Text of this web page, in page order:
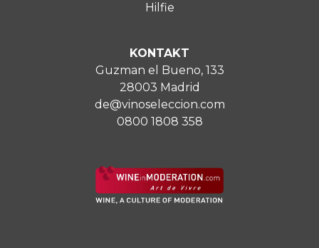
Hilfie
KONTAKT
Guzman el Bueno, 133
28003 Madrid
de@vinoseleccion.com
0800 1808 358